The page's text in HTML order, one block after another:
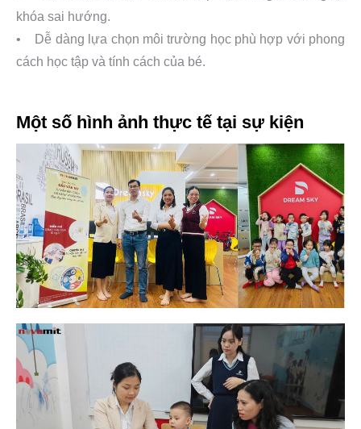
khóa sai hướng.
• Dễ dàng lựa chọn môi trường học phù hợp với phong
cách học tập và tính cách của bé.
Một số hình ảnh thực tế tại sự kiện